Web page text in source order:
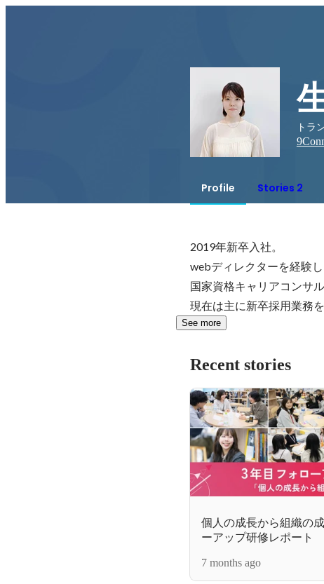
トラ
9
Profile Stories 2
2019年新卒入社。
webディレクターを経験
国家資格キャリアコンサ
現在は主に新卒採用業務
See more
Recent stories
個人の成長から組織の
ーアップ研修レポート
7 months ago